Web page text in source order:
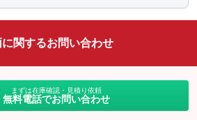
：装備なし
ルーフレール
：装備なし
：装備なし
に関するお問い合わせ
まずは在庫確認・見積り依頼
無料電話でお問い合わせ